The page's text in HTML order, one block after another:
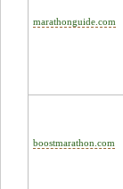
marathonguide.com
boostmarathon.com